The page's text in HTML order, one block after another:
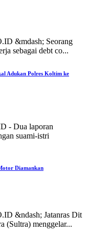
&mdash; Seorang
sebagai debt co...
Adukan Polres Koltim ke
- Dua laporan
suami-istri
Diamankan
&ndash; Jatanras Dit
(Sultra) menggelar...